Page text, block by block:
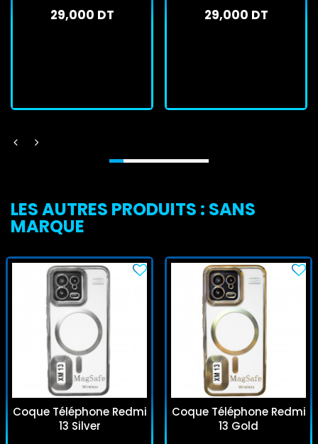
29,000 DT 29,000 DT
LES AUTRES PRODUITS : SANS
MARQUE
Coque Téléphone Redmi
13 Silver
Coque Téléphone Redmi
13 Gold